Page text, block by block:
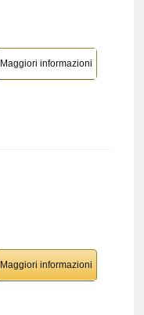
Maggiori informazioni
Maggiori informazioni